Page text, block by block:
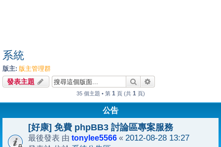
系統
版主: 版主管理群
發表主題 搜尋
35 個主題 • 第 1 頁 (共 1 頁)
公告
[好康] 免費 phpBB3 討論區專案服務
最後發表 由 tonylee5566 « 2012-08-28 13:27